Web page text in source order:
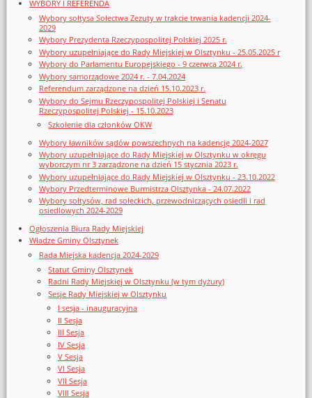
WYBORY I REFERENDA
Wybory sołtysa Sołectwa Zezuty w trakcie trwania kadencji 2024-
2029
Wybory Prezydenta Rzeczypospolitej Polskiej 2025 r.
Wybory uzupełniające do Rady Miejskiej w Olsztynku - 25.05.2025 r
Wybory do Parlamentu Europejskiego - 9 czerwca 2024 r.
Wybory samorządowe 2024 r. - 7.04.2024
Referendum zarządzone na dzień 15.10.2023 r.
Wybory do Sejmu Rzeczypospolitej Polskiej i Senatu
Rzeczypospolitej Polskiej - 15.10.2023
Szkolenie dla członków OKW
Wybory ławników sądów powszechnych na kadencję 2024-2027
Wybory uzupełniające do Rady Miejskiej w Olsztynku w okręgu
wyborczym nr 3 zarządzone na dzień 15 stycznia 2023 r.
Wybory uzupełniające do Rady Miejskiej w Olsztynku - 23.10.2022
Wybory Przedterminowe Burmistrza Olsztynka - 24.07.2022
Wybory sołtysów, rad sołeckich, przewodniczących osiedli i rad
osiedlowych 2024-2029
Ogłoszenia Biura Rady Miejskiej
Władze Gminy Olsztynek
Rada Miejska kadencja 2024-2029
Statut Gminy Olsztynek
Radni Rady Miejskiej w Olsztynku (w tym dyżury)
Sesje Rady Miejskiej w Olsztynku
I sesja - inauguracyjna
II Sesja
III Sesja
IV Sesja
V Sesja
VI Sesja
VII Sesja
VIII Sesja